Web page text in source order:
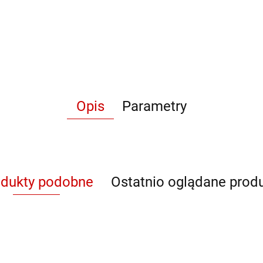
Opis Parametry
podobne Ostatnio oglądane